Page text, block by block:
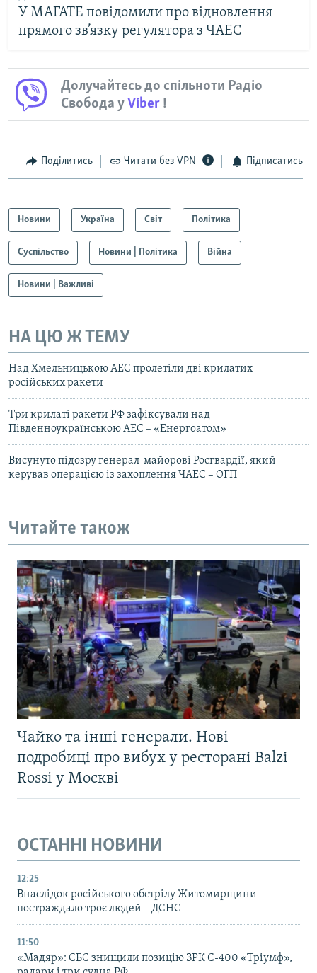
У МАГАТЕ повідомили про відновлення
прямого зв’язку регулятора з ЧАЕС
Долучайтесь до спільноти Радіо
Свобода уViber !
Поділитись Читати без VPN Підписатись
Новини Україна Світ Політика
Суспільство Новини | Політика Війна
Новини | Важливі
НА ЦЮ Ж ТЕМУ
Над Хмельницькою АЕС пролетіли дві крилатих
російських ракети
Три крилаті ракети РФ зафіксували над
Південноукраїнською АЕС – «Енергоатом»
Висунуто підозру генерал-майорові Росгвардії, який
керував операцією із захоплення ЧАЕС – ОГП
Читайте також
Чайко та інші генерали. Нові
подробиці про вибух у ресторані Balzi
Rossi у Москві
ОСТАННІ НОВИНИ
12:25
Внаслідок російського обстрілу Житомирщини
постраждало троє людей – ДСНС
11:50
«Мадяр»: СБС знищили позицію ЗРК С-400 «Тріумф»,